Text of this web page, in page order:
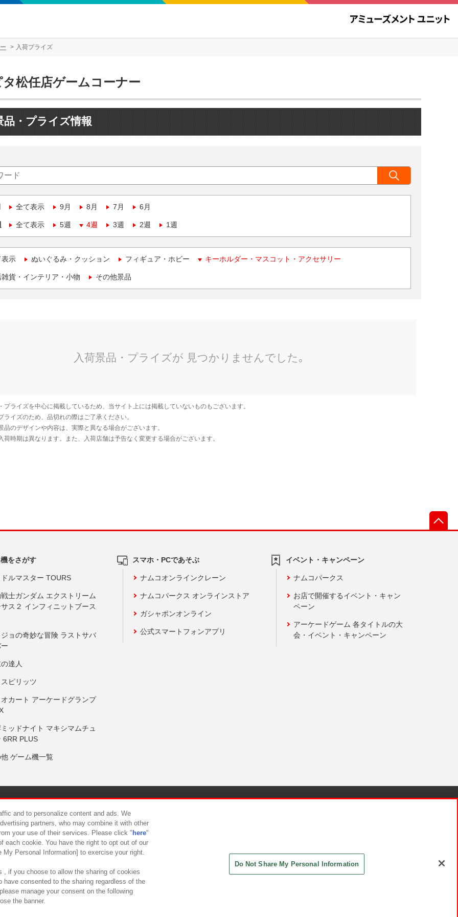
入荷プライズ
松任店ゲームコーナー
品・プライズ情報
全て表示 9月 8月 7月 6月
全て表示 5週 4週 3週 2週 1週
表示 ぬいぐるみ・クッション フィギュア・ホビー キーホルダー・マスコット・アクセサリー
貨・インテリア・小物 その他景品
をさがす
ルマスター TOURS
士ガンダム エクストリーム
ス２ インフィニットブース
ョの奇妙な冒険 ラストサバ
達人
ピリッツ
カート アーケードグランプ
ッドナイト マキシマムチュ
6RR PLUS
ゲーム機一覧
スマホ・PCであそぶ
ナムコオンラインクレーン
ナムコパークス オンラインストア
ガシャポンオンライン
公式スマートフォンアプリ
イベント・キャンペーン
ナムコパークス
お店で開催するイベント・キャン
ペーン
アーケードゲーム 各タイトルの大
会・イベント・キャンペーン
について カスタマーハラスメント対応方針
and to personalize content and ads. We
partners, who may combine it with other
your use of their services. Please click " here"
each cookie. You have the right to opt out of our
Personal Information] to exercise your right.
, if you choose to allow the sharing of cookies
have consented to the sharing regardless of the
manage your consent on the following
the banner.
Do Not Share My Personal Information